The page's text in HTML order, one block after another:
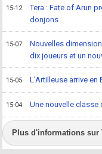
15-12
Tera : Fate of Arun
donjons
15-07
Nouvelles
dix joueurs et un
15-05 L'Artilleuse arrive en
15-04 Une nouvelle classe
Plus d'informations sur